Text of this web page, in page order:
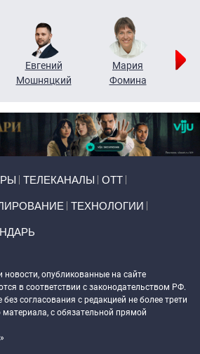
Евгений
Мошняцкий
Мария
Фомина
ТЕЛЕКАНАЛЫ ОТТ
ТЕХНОЛОГИИ
новости, опубликованные на сайте
в соответствии с законодательством РФ.
согласования с редакцией не более трети
с обязательной прямой